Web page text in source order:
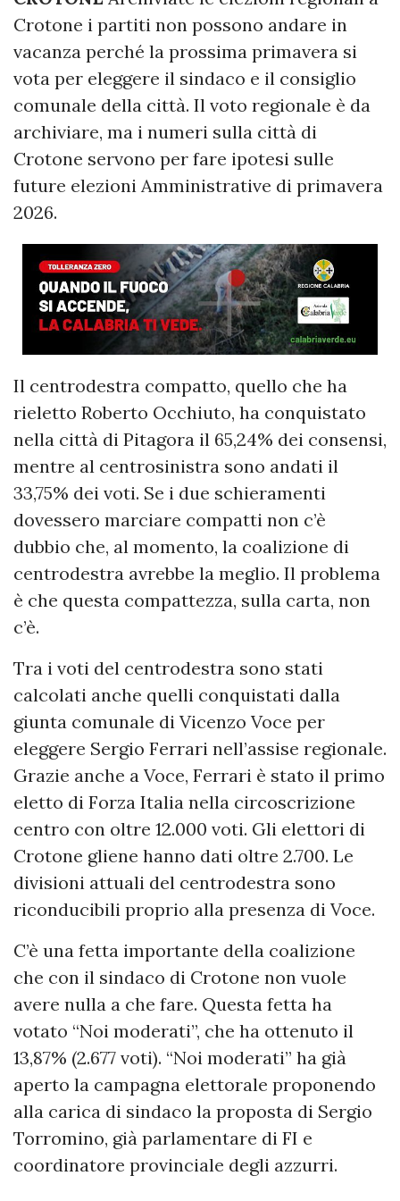
Crotone i partiti non possono andare in
vacanza perché la prossima primavera si
vota per eleggere il sindaco e il consiglio
comunale della città. Il voto regionale è da
archiviare, ma i numeri sulla città di
Crotone servono per fare ipotesi sulle
future elezioni Amministrative di primavera
2026.
Il centrodestra compatto, quello che ha
rieletto Roberto Occhiuto, ha conquistato
nella città di Pitagora il 65,24% dei consensi,
mentre al centrosinistra sono andati il
33,75% dei voti. Se i due schieramenti
dovessero marciare compatti non c’è
dubbio che, al momento, la coalizione di
centrodestra avrebbe la meglio. Il problema
è che questa compattezza, sulla carta, non
c’è.
Tra i voti del centrodestra sono stati
calcolati anche quelli conquistati dalla
giunta comunale di Vicenzo Voce per
eleggere Sergio Ferrari nell’assise regionale.
Grazie anche a Voce, Ferrari è stato il primo
eletto di Forza Italia nella circoscrizione
centro con oltre 12.000 voti. Gli elettori di
Crotone gliene hanno dati oltre 2.700. Le
divisioni attuali del centrodestra sono
riconducibili proprio alla presenza di Voce.
C’è una fetta importante della coalizione
che con il sindaco di Crotone non vuole
avere nulla a che fare. Questa fetta ha
votato “Noi moderati”, che ha ottenuto il
13,87% (2.677 voti). “Noi moderati” ha già
aperto la campagna elettorale proponendo
alla carica di sindaco la proposta di Sergio
Torromino, già parlamentare di FI e
coordinatore provinciale degli azzurri.